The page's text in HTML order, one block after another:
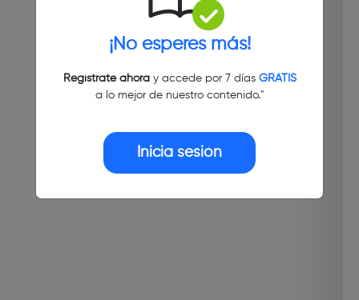
¡No esperes más!
Regístrate ahoray accede por 7 días GRATIS
a lo mejor de nuestro contenido."
Inicia sesión